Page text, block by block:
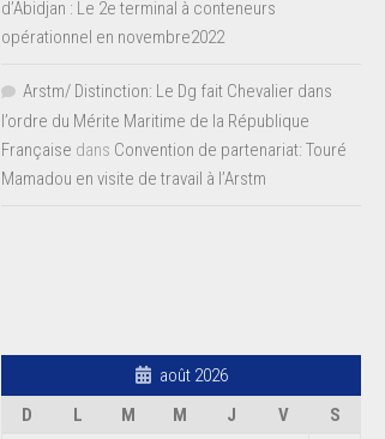
d’Abidjan : Le 2e terminal à conteneurs
opérationnel en novembre2022
Arstm/ Distinction: Le Dg fait Chevalier dans
l’ordre du Mérite Maritime de la République
Française dans Convention de partenariat: Touré
Mamadou en visite de travail à l’Arstm
août 2026
D
L M M J V
S